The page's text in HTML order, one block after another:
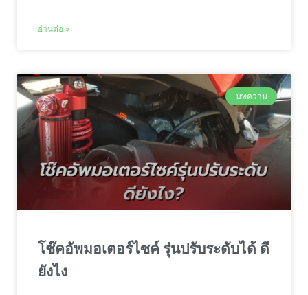
อ่านต่อ »
บทความ
โช๊คอัพมอเตอร์ไซค์ รุ่นปรับระดับได้ ดี
ยังไง